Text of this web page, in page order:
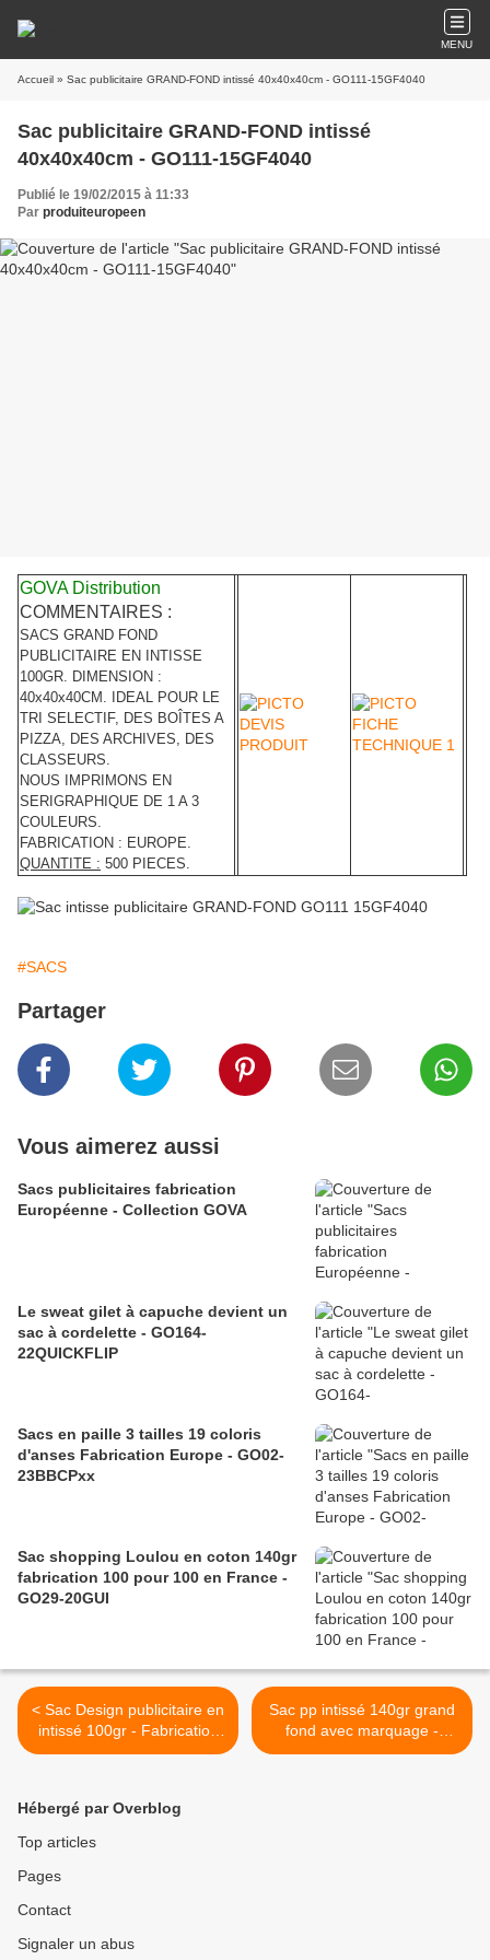
MENU
Accueil » Sac publicitaire GRAND-FOND intissé 40x40x40cm - GO111-15GF4040
Sac publicitaire GRAND-FOND intissé
40x40x40cm - GO111-15GF4040
Publié le 19/02/2015 à 11:33
Par produiteuropeen
GOVA Distribution
COMMENTAIRES :
SACS GRAND FOND
PUBLICITAIRE EN INTISSE
100GR. DIMENSION :
40x40x40CM. IDEAL POUR LE
TRI SELECTIF, DES BOÎTES A
PIZZA, DES ARCHIVES, DES
CLASSEURS.
NOUS IMPRIMONS EN
SERIGRAPHIQUE DE 1 A 3
COULEURS.
FABRICATION : EUROPE.
QUANTITE : 500 PIECES.
#SACS
Partager
Vous aimerez aussi
Sacs publicitaires fabrication
Européenne - Collection GOVA
Le sweat gilet à capuche devient un
sac à cordelette - GO164-
22QUICKFLIP
Sacs en paille 3 tailles 19 coloris
d'anses Fabrication Europe - GO02-
23BBCPxx
Sac shopping Loulou en coton 140gr
fabrication 100 pour 100 en France -
GO29-20GUI
< Sac Design publicitaire en
intissé 100gr - Fabrication
européenne
Sac pp intissé 140gr grand
fond avec marquage -
GO111-15DOSBAG >
Hébergé par Overblog
Top articles
Pages
Contact
Signaler un abus